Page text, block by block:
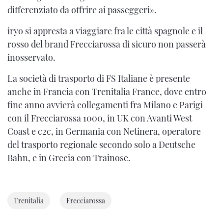
differenziato da offrire ai passeggeri».
iryo si appresta a viaggiare fra le città spagnole e il
rosso del brand Frecciarossa di sicuro non passerà
inosservato.
La società di trasporto di FS Italiane è presente
anche in Francia con Trenitalia France, dove entro
fine anno avvierà collegamenti fra Milano e Parigi
con il Frecciarossa 1000, in UK con Avanti West
Coast e c2c, in Germania con Netinera, operatore
del trasporto regionale secondo solo a Deutsche
Bahn, e in Grecia con Trainose.
Trenitalia Frecciarossa